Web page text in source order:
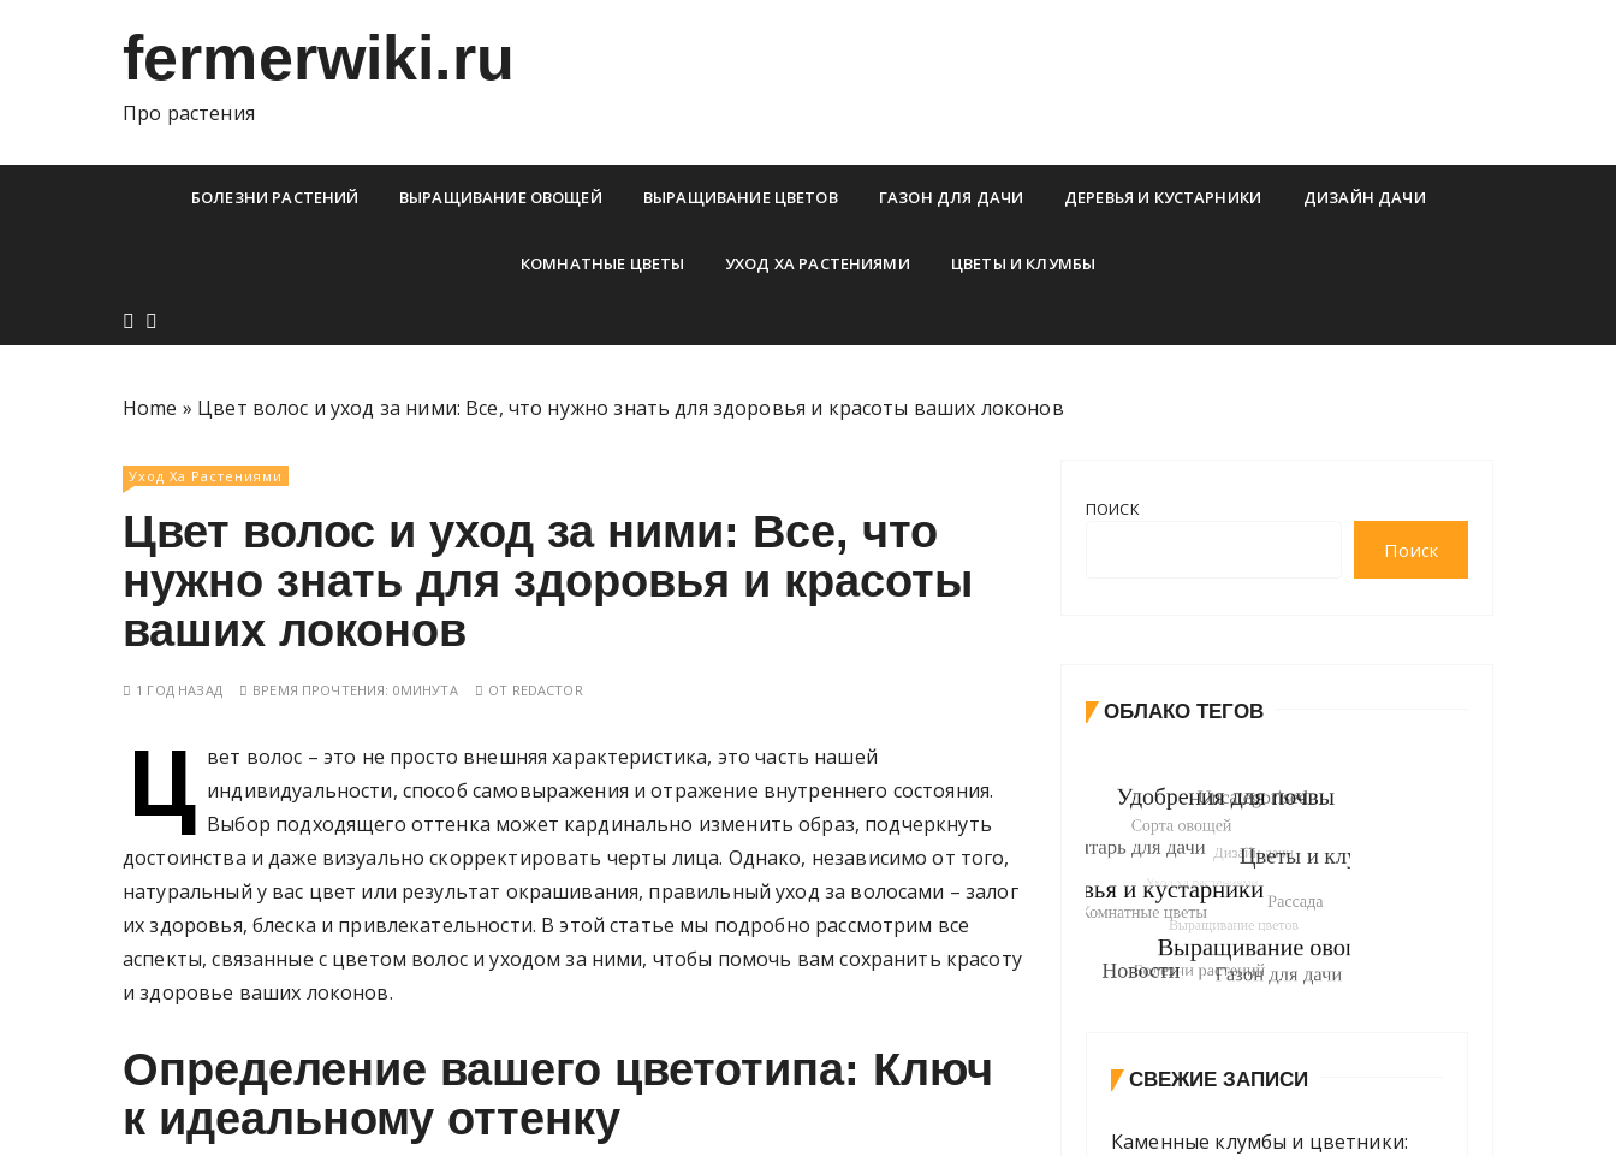
т
е
fermerwiki.ru
Про растения
БОЛЕЗНИ РАСТЕНИЙ ВЫРАЩИВАНИЕ ОВОЩЕЙ ВЫРАЩИВАНИЕ ЦВЕТОВ ГАЗОН ДЛЯ ДАЧИ ДЕРЕВЬЯ И КУСТАРНИКИ ДИЗАЙН ДАЧИ
КОМНАТНЫЕ ЦВЕТЫ УХОД ХА РАСТЕНИЯМИ ЦВЕТЫ И КЛУМБЫ
Home » Цвет волос и уход за ними: Все, что нужно знать для здоровья и красоты ваших локонов
Уход Ха Растениями
Цвет волос и уход за ними: Все, что
нужно знать для здоровья и красоты
ваших локонов
1 ГОД НАЗАД ВРЕМЯ ПРОЧТЕНИЯ: 0МИНУТА ОТ REDACTOR
Ц вет волос – это не просто внешняя характеристика, это часть нашей
индивидуальности, способ самовыражения и отражение внутреннего состояния.
Выбор подходящего оттенка может кардинально изменить образ, подчеркнуть
достоинства и даже визуально скорректировать черты лица. Однако, независимо от того,
натуральный у вас цвет или результат окрашивания, правильный уход за волосами – залог
их здоровья, блеска и привлекательности. В этой статье мы подробно рассмотрим все
аспекты, связанные с цветом волос и уходом за ними, чтобы помочь вам сохранить красоту
и здоровье ваших локонов.
Определение вашего цветотипа: Ключ
к идеальному оттенку
ПОИСК
Поиск
ОБЛАКО ТЕГОВ
СВЕЖИЕ ЗАПИСИ
Каменные клумбы и цветники: